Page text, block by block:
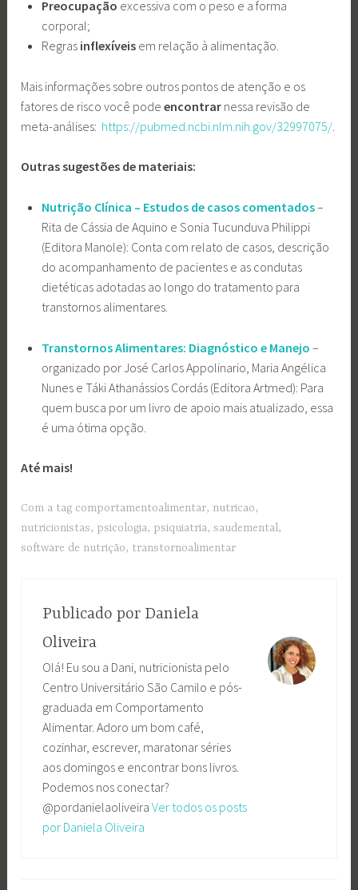
Preocupação excessiva com o peso e a forma
corporal;
Regras inflexíveisem relação à alimentação.
Mais informações sobre outros pontos de atenção e os
fatores de risco você podeencontrar nessa revisão de
meta-análises: https://pubmed.ncbi.nlm.nih.gov/32997075/
Outras sugestões de materiais:
Nutrição Clínica – Estudos de casos comentados–
Rita de Cássia de Aquino e Sonia Tucunduva Philippi
(Editora Manole): Conta com relato de casos, descrição
do acompanhamento de pacientes e as condutas
dietéticas adotadas ao longo do tratamento para
transtornos alimentares.
Transtornos Alimentares: Diagnóstico e Manejo –
organizado por José Carlos Appolinario, Maria Angélica
Nunes e Táki Athanássios Cordás (Editora Artmed): Para
quem busca por um livro de apoio mais atualizado, essa
é uma ótima opção.
Até mais!
Com a tag comportamentoalimentar, nutricao,
nutricionistas, psicologia, psiquiatria,saudemental,
software de nutrição, transtornoalimentar
Publicado por Daniela
Oliveira
Olá! Eu sou a Dani, nutricionista pelo
Centro Universitário São Camilo e pós-
graduada em Comportamento
Alimentar. Adoro um bom café,
cozinhar, escrever, maratonar séries
aos domingos e encontrar bons livros.
Podemos nos conectar?
@pordanielaoliveira Ver todos os posts
por Daniela Oliveira